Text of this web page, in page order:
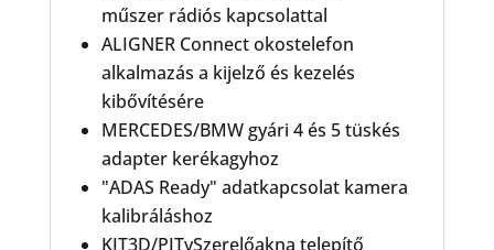
műszer rádiós kapcsolattal
ALIGNER Connect okostelefon
alkalmazás a kijelző és kezelés
kibővítésére
MERCEDES/BMW gyári 4 és 5 tüskés
adapter kerékagyhoz
"ADAS Ready" adatkapcsolat kamera
kalibráláshoz
KIT3D/PITvSzerelőakna telepítő